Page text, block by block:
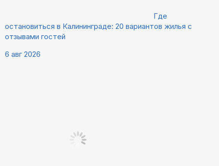
Где
остановиться в Калининграде: 20 вариантов жилья с
отзывами гостей
6 авг 2026